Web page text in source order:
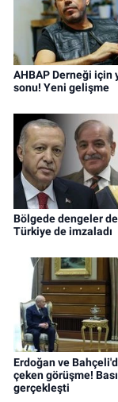
AHBAP Derneği için
sonu! Yeni gelişme
Bölgede dengeler
Türkiye de imzaladı
Erdoğan ve
çeken görüşme!
gerçekleşti